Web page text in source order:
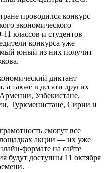
проводился конкурс
экономического
классов и студентов
конкурса уже
юный из них получит
диктант
а также в десяти других
Узбекистане,
Туркменистане, Сирии и
смогут все
акции — их уже
формате на сайте
будут доступны 11 октября